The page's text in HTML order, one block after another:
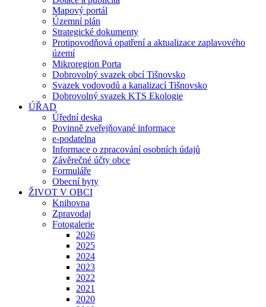
Mapový portál
Územní plán
Strategické dokumenty
Protipovodňová opatření a aktualizace zaplavového
území
Mikroregion Porta
Dobrovolný svazek obcí Tišnovsko
Svazek vodovodů a kanalizací Tišnovsko
Dobrovolný svazek KTS Ekologie
ÚŘAD
Úřední deska
Povinně zveřejňované informace
e-podatelna
Informace o zpracování osobních údajů
Závěrečné účty obce
Formuláře
Obecní byty
ŽIVOT V OBCI
Knihovna
Zpravodaj
Fotogalerie
2026
2025
2024
2023
2022
2021
2020